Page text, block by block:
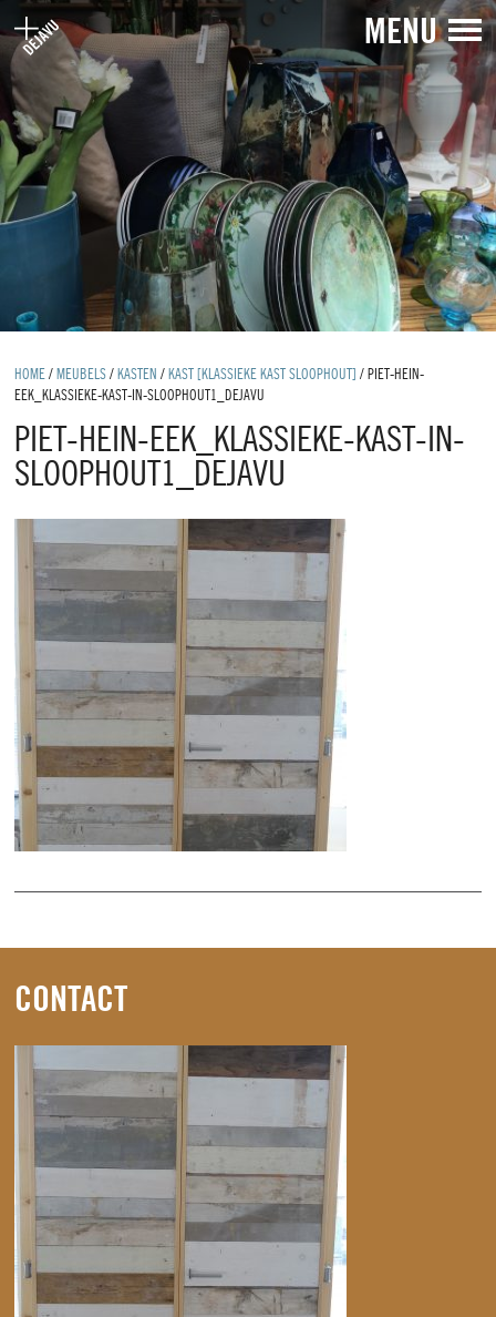
MENU
HOME / MEUBELS / KASTEN / KAST [KLASSIEKE KAST SLOOPHOUT] / PIET-HEIN-
EEK_KLASSIEKE-KAST-IN-SLOOPHOUT1_DEJAVU
PIET-HEIN-EEK_KLASSIEKE-KAST-IN-
SLOOPHOUT1_DEJAVU
CONTACT